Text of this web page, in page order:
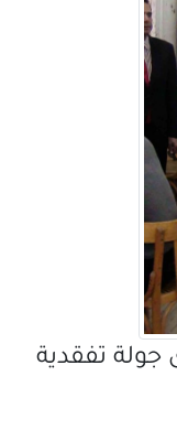
تفقدية